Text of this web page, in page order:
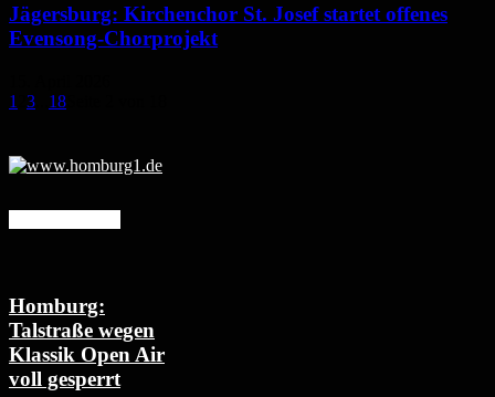
Jägersburg: Kirchenchor St. Josef startet offenes
Evensong-Chorprojekt
1
3 18
Homburg:
Talstraße wegen
Klassik Open Air
voll gesperrt